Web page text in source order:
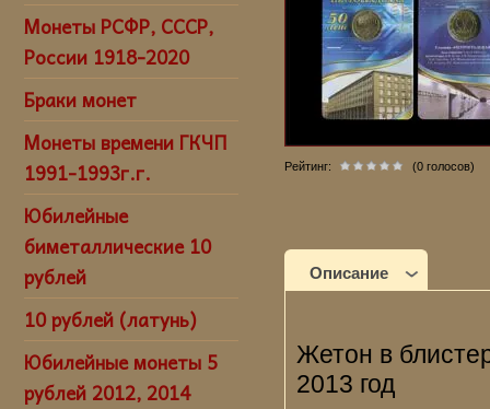
Монеты РСФР, СССР,
России 1918-2020
Браки монет
Монеты времени ГКЧП
1991-1993г.г.
Юбилейные
биметаллические 10
рублей
10 рублей (латунь)
Юбилейные монеты 5
рублей 2012, 2014
Рейтинг: (0 голосов)
Описание
Жетон в
2013 год